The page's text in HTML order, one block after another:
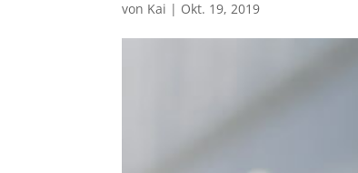
von Kai | Okt. 19, 2019